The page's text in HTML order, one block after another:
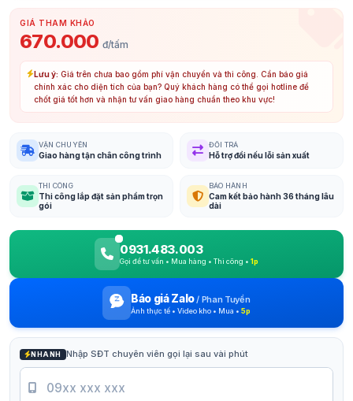
GIÁ THAM KHẢO
670.000 đ/tấm
Lưu ý: Giá trên chưa bao gồm phí vận chuyển và thi công. Cần báo giá
chính xác cho diện tích của bạn? Quý khách hàng có thể gọi hotline để
chốt giá tốt hơn và nhận tư vấn giao hàng chuẩn theo khu vực!
VẬN CHUYỂN
Giao hàng tận chân công trình
ĐỔI TRẢ
Hỗ trợ đổi nếu lỗi sản xuất
THI CÔNG
Thi công lắp đặt sản phẩm trọn
gói
BẢO HÀNH
Cam kết bảo hành 36 tháng lâu
dài
0931.483.003
Gọi để tư vấn • Mua hàng • Thi công • 1p
Báo giá Zalo/ Phan Tuyền
Ảnh thực tế • Video kho • Mua • 5p
NHANH Nhập SĐT chuyên viên gọi lại sau vài phút